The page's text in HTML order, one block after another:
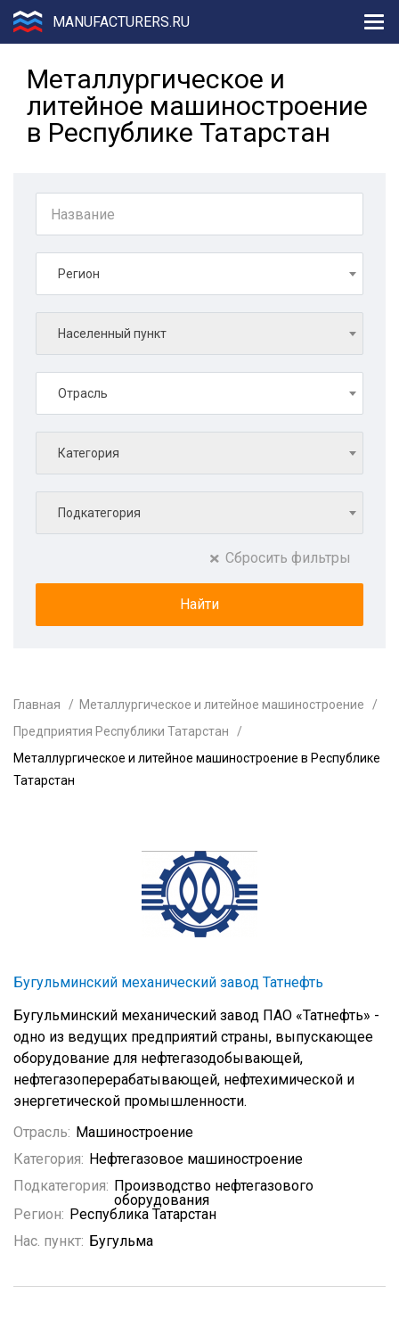
MANUFACTURERS.RU
Металлургическое и
литейное машиностроение
в Республике Татарстан
Регион
Населенный пункт
Отрасль
Категория
Подкатегория
Сбросить фильтры
Главная
Металлургическое и литейное машиностроение
Предприятия Республики Татарстан
Металлургическое и литейное машиностроение в Республике
Татарстан
Бугульминский механический завод Татнефть
Бугульминский механический завод ПАО «Татнефть» -
одно из ведущих предприятий страны, выпускающее
оборудование для нефтегазодобывающей,
нефтегазоперерабатывающей, нефтехимической и
энергетической промышленности.
Отрасль: Машиностроение
Категория: Нефтегазовое машиностроение
Подкатегория: Производство нефтегазового
оборудования
Регион: Республика Татарстан
Нас. пункт: Бугульма